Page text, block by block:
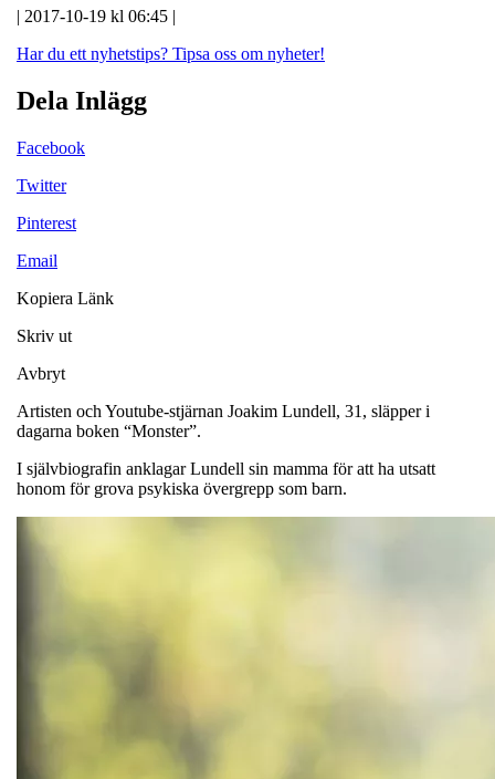
| 2017-10-19 kl 06:45 |
Har du ett nyhetstips? Tipsa oss om nyheter!
Dela Inlägg
Facebook
Twitter
Pinterest
Email
Kopiera Länk
Skriv ut
Avbryt
Artisten och Youtube-stjärnan Joakim Lundell, 31, släpper i
dagarna boken “Monster”.
I självbiografin anklagar Lundell sin mamma för att ha utsatt
honom för grova psykiska övergrepp som barn.